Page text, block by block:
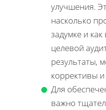
улучшения.
насколько
задумке и
целевой
результаты,
коррективы
Для
важно